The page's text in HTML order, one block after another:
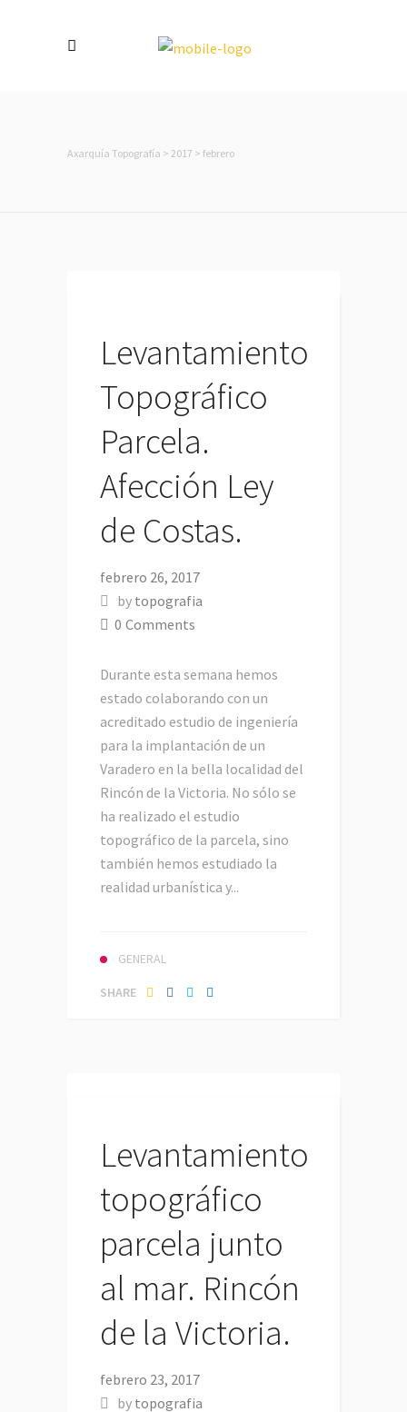
Axarquía Topografía > 2017 > febrero
Levantamiento
Topográfico
Parcela.
Afección Ley
de Costas.
febrero 26, 2017
by topografia
0 Comments
Durante esta semana hemos
estado colaborando con un
acreditado estudio de ingeniería
para la implantación de un
Varadero en la bella localidad del
Rincón de la Victoria. No sólo se
ha realizado el estudio
topográfico de la parcela, sino
también hemos estudiado la
realidad urbanística y...
GENERAL
SHARE
Levantamiento
topográfico
parcela junto
al mar. Rincón
de la Victoria.
febrero 23, 2017
by topografia